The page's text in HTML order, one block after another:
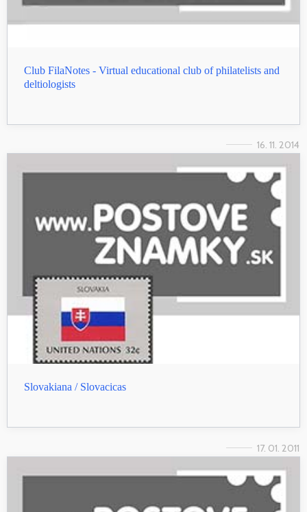
Club FilaNotes - Virtual educational club of philatelists and
deltiologists
16. 11. 2014
Slovakiana / Slovacicas
17. 01. 2011